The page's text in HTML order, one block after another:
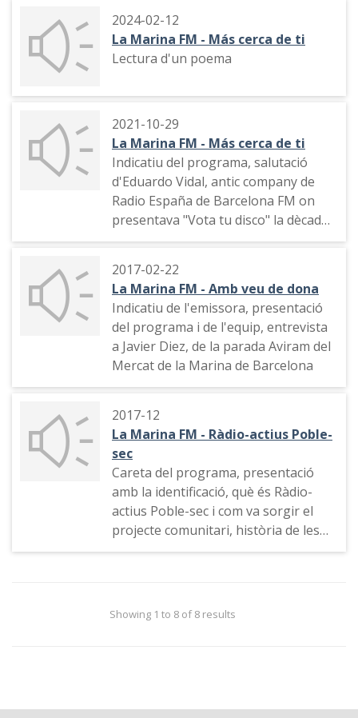
la "coach" personal Sílvia Fernández
Capcha
2024-02-12
La Marina FM - Más cerca de ti
Lectura d'un poema
2021-10-29
La Marina FM - Más cerca de ti
Indicatiu del programa, salutació
d'Eduardo Vidal, antic company de
Radio España de Barcelona FM on
presentava "Vota tu disco" la dècada
de 1980. Conversa entre Javier Artiga
trucada telefònica a Paco López que
no contesta. Trucada telefònica a
Albert Malla que no contesta.
Segueix la conversa entre els dos
presentadors
2017-02-22
La Marina FM - Amb veu de dona
Indicatiu de l'emissora, presentació
del programa i de l'equip, entrevista
a Javier Diez, de la parada Aviram del
Mercat de la Marina de Barcelona
2017-12
La Marina FM - Ràdio-actius Poble-
sec
Careta del programa, presentació
amb la identificació, què és Ràdio-
actius Poble-sec i com va sorgir el
projecte comunitari, història de les
ràdios alternatives del Poble-sec,
Showing 1 to 8 of 8 results